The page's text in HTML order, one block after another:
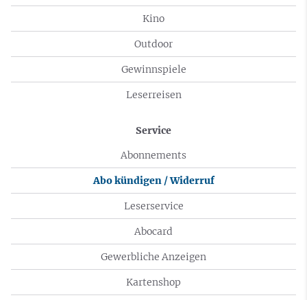
Kino
Outdoor
Gewinnspiele
Leserreisen
Service
Abonnements
Abo kündigen / Widerruf
Leserservice
Abocard
Gewerbliche Anzeigen
Kartenshop